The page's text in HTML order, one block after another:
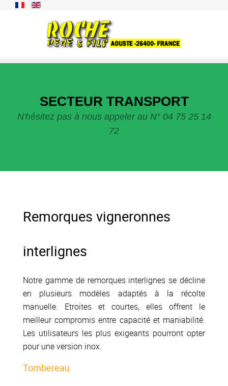
SECTEUR TRANSPORT
N'hésitez pas à nous appeler au N° 04 75 25 14
72
Remorques vigneronnes
interlignes
Notre gamme de remorques interlignes se décline
en plusieurs modèles adaptés à la récolte
manuelle. Etroites et courtes, elles offrent le
meilleur compromis entre capacité et maniabilité.
Les utilisateurs les plus exigeants pourront opter
pour une version inox.
Tombereau